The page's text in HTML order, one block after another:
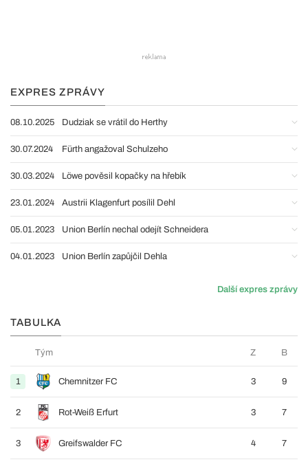
EXPRES ZPRÁVY
08.10.2025 Dudziak se vrátil do Herthy
30.07.2024 Fürth angažoval Schulzeho
30.03.2024 Löwe pověsil kopačky na hřebík
23.01.2024 Austrii Klagenfurt posílil Dehl
05.01.2023 Union Berlín nechal odejít Schneidera
04.01.2023 Union Berlín zapůjčil Dehla
Další expres zprávy
TABULKA
Tým Z B
1 Chemnitzer FC 3 9
2 Rot-Weiß Erfurt 3 7
3 Greifswalder FC 4 7